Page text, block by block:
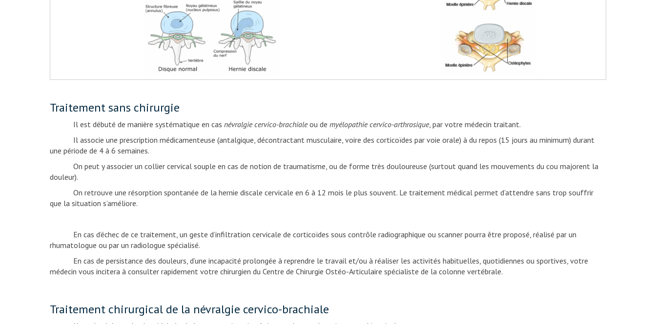
Traitement sans chirurgie
Il est débuté de manière systématique en cas névralgie cervico-brachialeou de myélopathie cervico-arthrosique, par votre médecin traitant.
Il associe une prescription médicamenteuse (antalgique, décontractant musculaire, voire des corticoïdes par voie orale) à du repos (15 jours au minimum) durant
une période de 4 à 6 semaines.
On peut y associer un collier cervical souple en cas de notion de traumatisme, ou de forme très douloureuse (surtout quand les mouvements du cou majorent la
douleur).
On retrouve une résorption spontanée de la hernie discale cervicale en 6 à 12 mois le plus souvent. Le traitement médical permet d’attendre sans trop souffrir
que la situation s’améliore.
En cas d’échec de ce traitement, un geste d’infiltration cervicale de corticoïdes sous contrôle radiographique ou scanner pourra être proposé, réalisé par un
rhumatologue ou par un radiologue spécialisé.
En cas de persistance des douleurs, d’une incapacité prolongée à reprendre le travail et/ou à réaliser les activités habituelles, quotidiennes ou sportives, votre
médecin vous incitera à consulter rapidement votre chirurgien du Centre de Chirurgie Ostéo-Articulaire spécialiste de la colonne vertébrale.
Traitement chirurgical de la névralgie cervico-brachiale